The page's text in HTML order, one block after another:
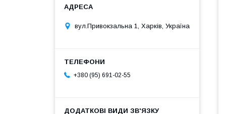
вул.Привокзальна 1, Харків, Україна
+380 (95) 691-02-55